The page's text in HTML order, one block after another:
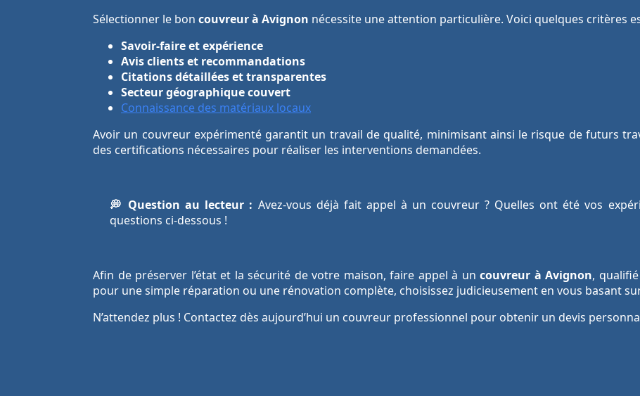
Sélectionner le bon couvreur à Avignon nécessite une attention particulière. Voici quelques critères
Savoir-faire et expérience
Avis clients et recommandations
Citations détaillées et transparentes
Secteur géographique couvert
Connaissance des matériaux locaux
Avoir un couvreur expérimenté garantit un travail de qualité, minimisant ainsi le risque de futurs
des certifications nécessaires pour réaliser les interventions demandées.
💭 Question au lecteur : Avez-vous déjà fait appel à un couvreur ? Quelles ont été vos
questions ci-dessous !
Afin de préserver l’état et la sécurité de votre maison, faire appel à un couvreur à Avignon,
pour une simple réparation ou une rénovation complète, choisissez judicieusement en vous basant
N’attendez plus ! Contactez dès aujourd’hui un couvreur professionnel pour obtenir un devis